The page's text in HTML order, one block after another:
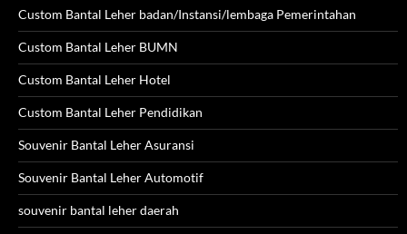
Custom Bantal Leher badan/Instansi/lembaga Pemerintahan
Custom Bantal Leher BUMN
Custom Bantal Leher Hotel
Custom Bantal Leher Pendidikan
Souvenir Bantal Leher Asuransi
Souvenir Bantal Leher Automotif
souvenir bantal leher daerah